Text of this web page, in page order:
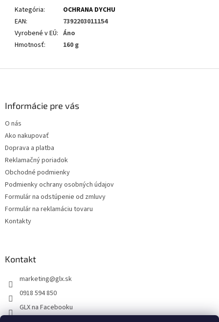
Kategória:
OCHRANA DYCHU
EAN:
7392203011154
Vyrobené v EÚ: Áno
Hmotnosť: 160 g
Informácie pre vás
O nás
Ako nakupovať
Doprava a platba
Reklamačný poriadok
Obchodné podmienky
Podmienky ochrany osobných údajov
Formulár na odstúpenie od zmluvy
Formulár na reklamáciu tovaru
Kontakty
Kontakt
marketing@glx.sk
0918 594 850
GLX na Facebooku